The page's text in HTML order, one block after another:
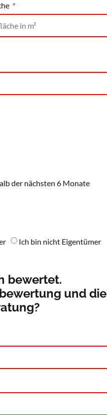
der nächsten 6 Monate
Ich bin nicht Eigentümer
bewertet.
und die